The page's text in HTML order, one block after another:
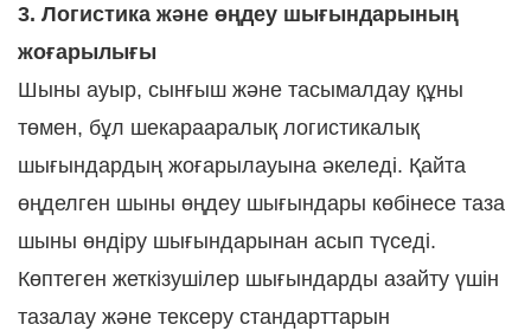
3. Логистика және өңдеу шығындарының
жоғарылығы
Шыны ауыр, сынғыш және тасымалдау құны
төмен, бұл шекарааралық логистикалық
шығындардың жоғарылауына әкеледі. Қайта
өңделген шыны өңдеу шығындары көбінесе таза
шыны өндіру шығындарынан асып түседі.
Көптеген жеткізушілер шығындарды азайту үшін
тазалау және тексеру стандарттарын